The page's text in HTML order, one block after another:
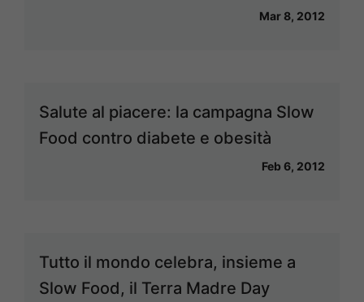
Mar 8, 2012
Salute al piacere: la campagna Slow
Food contro diabete e obesità
Feb 6, 2012
Tutto il mondo celebra, insieme a
Slow Food, il Terra Madre Day